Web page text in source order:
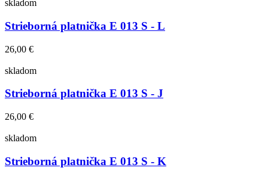
skladom
Strieborná platnička E 013 S - L
26,00 €
skladom
Strieborná platnička E 013 S - J
26,00 €
skladom
Strieborná platnička E 013 S - K